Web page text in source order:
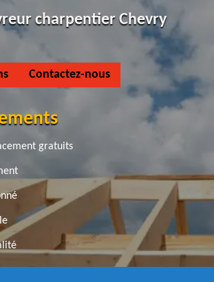
charpentier Chevry
Contactez-nous
gratuits